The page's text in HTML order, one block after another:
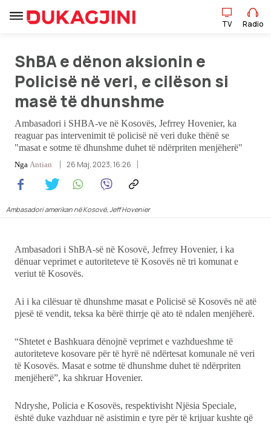
Lajme
Sport
Pikëpamje
Art Jete
Showbiz
Teknologji
Udhëtime
DuVideo
TV Radio
ShBA e dënon aksionin e
Policisë në veri, e cilëson si
masë të dhunshme
Ambasadori i SHBA-ve në Kosovës, Jefrrey Hovenier, ka
reaguar pas intervenimit të policisë në veri duke thënë se
"masat e sotme të dhunshme duhet të ndërpriten menjëherë"
Nga Antian 26 Maj, 2023, 16:26
Ambasadori amerikan në Kosovë, Jeff Hovenier
Ambasadori i ShBA-së në Kosovë, Jefrrey Hovenier, i ka
dënuar veprimet e autoriteteve të Kosovës në tri komunat e
veriut të Kosovës.
Ai i ka cilësuar të dhunshme masat e Policisë së Kosovës në atë
pjesë të vendit, teksa ka bërë thirrje që ato të ndalen menjëherë.
“Shtetet e Bashkuara dënojnë veprimet e vazhdueshme të
autoriteteve kosovare për të hyrë në ndërtesat komunale në veri
të Kosovës. Masat e sotme të dhunshme duhet të ndërpriten
menjëherë”, ka shkruar Hovenier.
Ndryshe, Policia e Kosovës, respektivisht Njësia Speciale,
është duke vazhduar në asistimin e tyre për të krijuar kushte që